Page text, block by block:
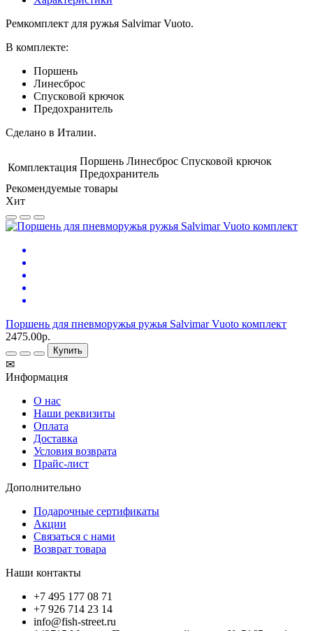
Ремкомплект для ружья Salvimar Vuoto.
В комплекте:
Поршень
Линесброс
Спусковой крючок
Предохранитель
Сделано в Италии.
Комплектация
Поршень Линесброс Спусковой крючок
Предохранитель
Рекомендуемые товары
Хит
Поршень для пневморужья ружья Salvimar Vuoto комплект
2475.00р.
Купить
✉
Информация
О нас
Наши реквизиты
Оплата
Доставка
Условия возврата
Прайс-лист
Дополнительно
Подарочные сертификаты
Акции
Связаться с нами
Возврат товара
Наши контакты
+7 495 177 08 71
+7 926 714 23 14
info@fish-street.ru